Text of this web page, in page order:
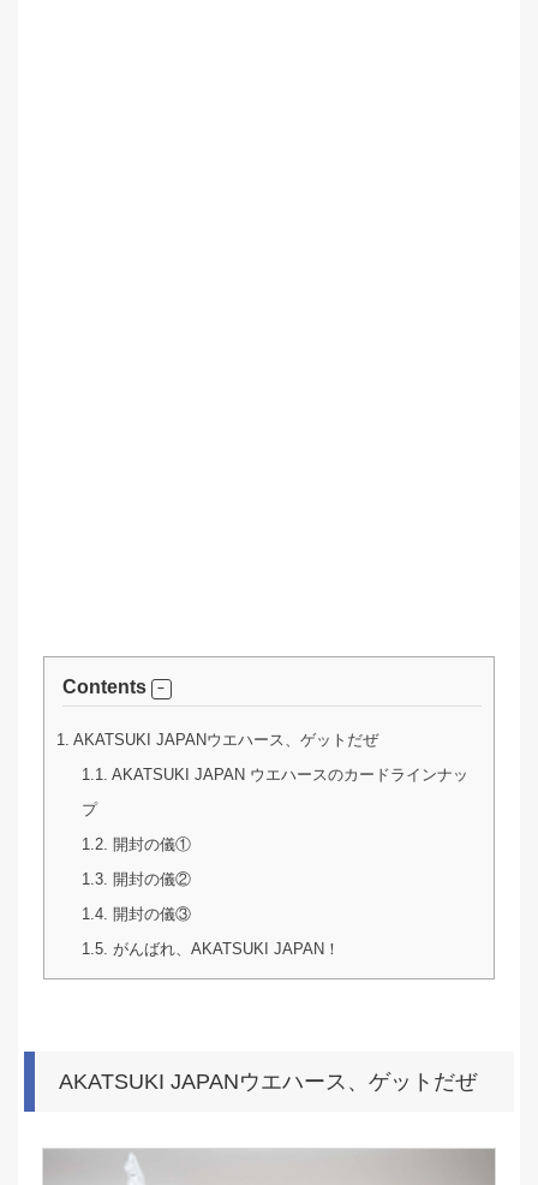
Contents
1. AKATSUKI JAPANウエハース、ゲットだぜ
1.1. AKATSUKI JAPAN ウエハースのカードラインナッ
プ
1.2. 開封の儀①
1.3. 開封の儀②
1.4. 開封の儀③
1.5. がんばれ、AKATSUKI JAPAN！
AKATSUKI JAPANウエハース、ゲットだぜ